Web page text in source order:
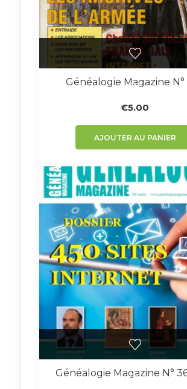
Généalogie Magazine N°
€5.00
AJOUTER AU PANIER
Généalogie Magazine N°